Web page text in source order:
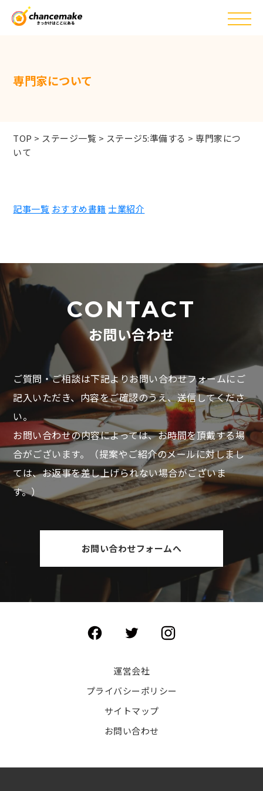
専門家について
TOP > ステージ一覧 > ステージ5:準備する > 専門家につ
いて
記事一覧 おすすめ書籍 士業紹介
CONTACT
お問い合わせ
ご質問・ご相談は下記よりお問い合わせフォームにご
記入いただき、内容をご確認のうえ、送信してくださ
い。
お問い合わせの内容によっては、お時間を頂戴する場
合がございます。
（提案やご紹介のメールに対しまし
ては、お返事を差し上げられない場合がございま
す。）
お問い合わせフォームへ
運営会社
プライバシーポリシー
サイトマップ
お問い合わせ